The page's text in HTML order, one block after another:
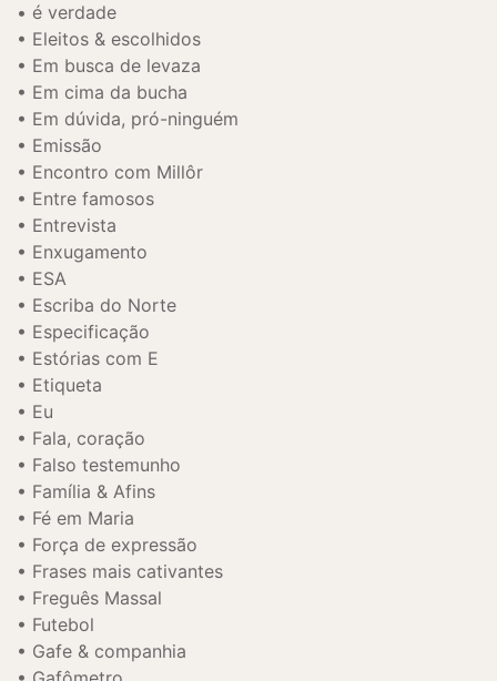
é verdade
Eleitos & escolhidos
Em busca de levaza
Em cima da bucha
Em dúvida, pró-ninguém
Emissão
Encontro com Millôr
Entre famosos
Entrevista
Enxugamento
ESA
Escriba do Norte
Especificação
Estórias com E
Etiqueta
Eu
Fala, coração
Falso testemunho
Família & Afins
Fé em Maria
Força de expressão
Frases mais cativantes
Freguês Massal
Futebol
Gafe & companhia